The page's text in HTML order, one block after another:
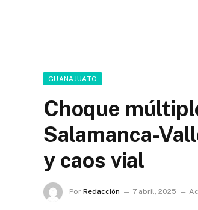
GUANAJUATO
Choque
Salamanca-
y caos vial
Por Redacción 7 abril, 2025